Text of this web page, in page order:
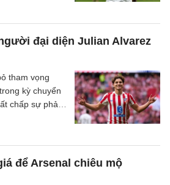
đội bóng.
đại diện Julian Alvarez
tham vọng
kỳ chuyển
chấp sự phản
để Arsenal chiêu mộ